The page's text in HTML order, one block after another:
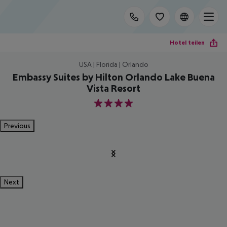
Hotel teilen
USA | Florida | Orlando
Embassy Suites by Hilton Orlando Lake Buena
Vista Resort
4
Previous
Next